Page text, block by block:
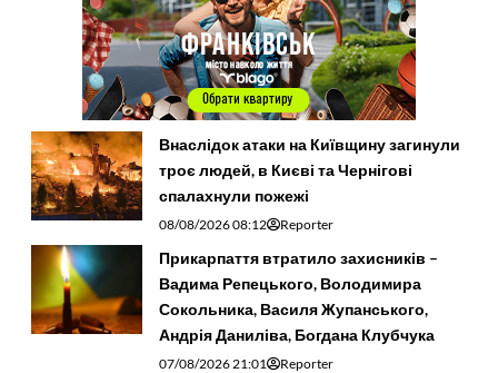
Внаслідок атаки на Київщину загинули
троє людей, в Києві та Чернігові
спалахнули пожежі
08/08/2026 08:12 Reporter
Прикарпаття втратило захисників –
Вадима Репецького, Володимира
Сокольника, Василя Жупанського,
Андрія Даниліва, Богдана Клубчука
07/08/2026 21:01 Reporter